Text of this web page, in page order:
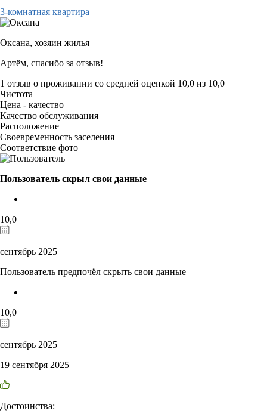
3-комнатная квартира
Оксана, хозяин жилья
Артём, спасибо за отзыв!
1 отзыв о проживании со средней оценкой 10,0 из 10,0
Чистота
Цена - качество
Качество обслуживания
Расположение
Своевременность заселения
Соответствие фото
Пользователь скрыл свои данные
10,0
сентябрь 2025
Пользователь предпочёл скрыть свои данные
10,0
сентябрь 2025
19 сентября 2025
Достоинства: